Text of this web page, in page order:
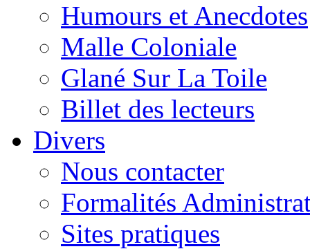
Humours et Anecdotes
Malle Coloniale
Glané Sur La Toile
Billet des lecteurs
Divers
Nous contacter
Formalités
Sites pratiques